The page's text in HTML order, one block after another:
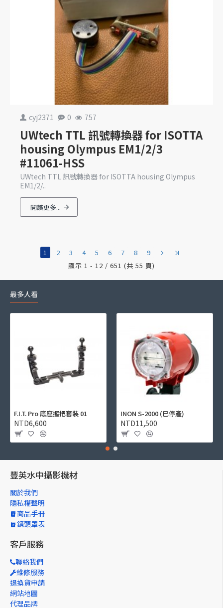
cyj2371 0 757
UWtech TTL 訊號轉換器 for ISOTTA
housing Olympus EM1/2/3
#11061-HSS
UWtech TTL 訊號轉換器 for ISOTTA housing Olympus
EM1/2/..
閱讀更多...
1 2 3 4 5 6 7 8
9
顯示 1 - 12 / 651 (共 55 頁)
最多人看
F.I.T. Pro 底座握把套裝 01
NTD6,600
INON S-2000 (已停產)
NTD11,500
豐英水中攝影機材
關於我們
隱私權聲明
商品手冊
鏡頭罩表
客戶服務
聯絡我們
維修服務
退換貨申請
網站地圖
代理品牌